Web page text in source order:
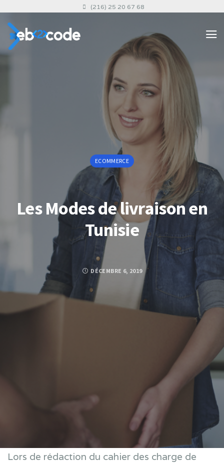
(216) 25 20 67 68
ECOMMERCE
Les Modes de livraison en
Tunisie
DÉCEMBRE 6, 2019
Posted by
Lors de rédaction du cahier des charge de